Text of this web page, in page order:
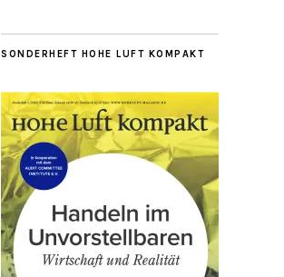
SONDERHEFT HOHE LUFT KOMPAKT